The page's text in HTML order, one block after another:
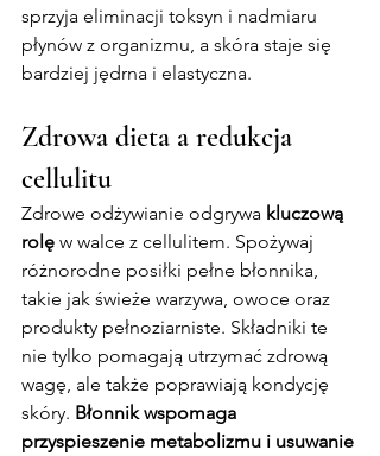
sprzyja eliminacji toksyn i nadmiaru
płynów z organizmu, a skóra staje się
bardziej jędrna i elastyczna.
Zdrowa dieta a redukcja
cellulitu
Zdrowe odżywianie odgrywa kluczową
rolę w walce z cellulitem. Spożywaj
różnorodne posiłki pełne błonnika,
takie jak świeże warzywa, owoce oraz
produkty pełnoziarniste. Składniki te
nie tylko pomagają utrzymać zdrową
wagę, ale także poprawiają kondycję
skóry. Błonnik wspomaga
przyspieszenie metabolizmu i usuwanie